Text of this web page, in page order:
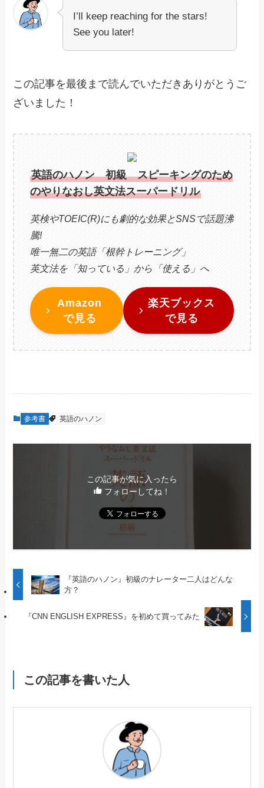
I’ll keep reaching for the stars!
See you later!
この記事を最後まで読んでいただきありがとうご
ざいました！
英語のハノン 初級 スピーキングのため
のやりなおし英文法スーパードリル
英検やTOEIC(R)にも劇的な効果とSNSで話題沸
騰!
唯一無二の英語「根幹トレーニング」
英文法を「知っている」から「使える」へ
Amazon
で見る
楽天ブックス
で見る
参考書 英語のハノン
この記事が気に入ったら
フォローしてね！
『英語のハノン』初級のナレーター二人はどんな
方？
『CNN ENGLISH EXPRESS』を初めて買ってみた
この記事を書いた人